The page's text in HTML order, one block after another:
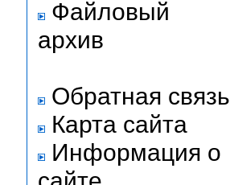
Файловый
архив
Обратная связь
Карта сайта
Информация о